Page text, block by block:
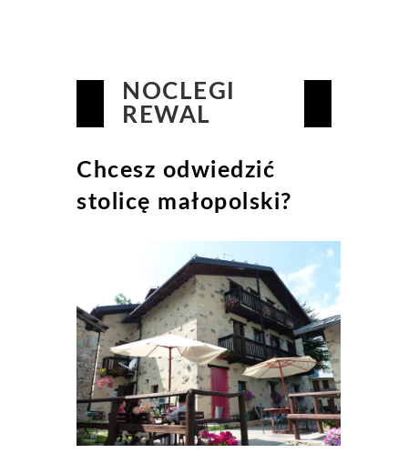
NOCLEGI
REWAL
Chcesz odwiedzić
stolicę małopolski?